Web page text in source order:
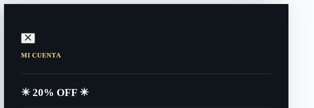
MI CUENTA
✴️​ 20% OFF ✴️​